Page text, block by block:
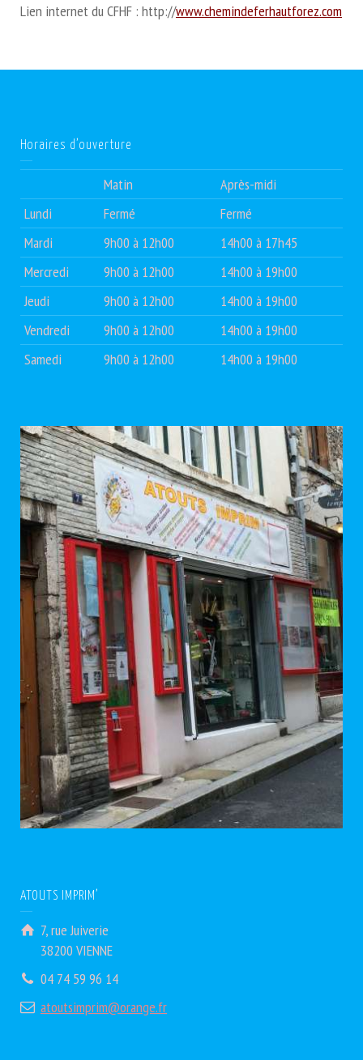
Lien internet du CFHF : http://www.chemindeferhautforez.com
Horaires d’ouverture
Matin
Après-midi
Lundi
Fermé
Fermé
Mardi
9h00 à 12h00
14h00 à 17h45
Mercredi
9h00 à 12h00
14h00 à 19h00
Jeudi
9h00 à 12h00
14h00 à 19h00
Vendredi
9h00 à 12h00
14h00 à 19h00
Samedi
9h00 à 12h00 14h00 à 19h00
ATOUTS IMPRIM’
7, rue Juiverie
38200 VIENNE
04 74 59 96 14
atoutsimprim@orange.fr